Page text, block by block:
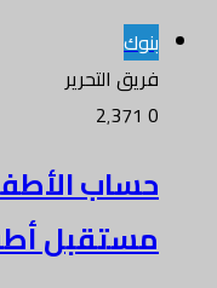
بنوك
فريق التحرير
0
حساب
مستقبل